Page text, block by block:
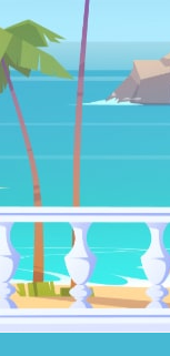
к
содержанию